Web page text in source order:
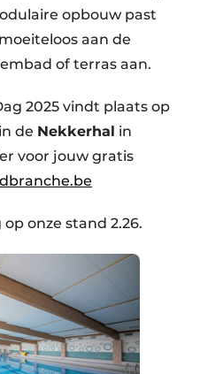
opbouw past
aan de
of terras aan.
2025 vindt plaats op
in de Nekkerhal in
voor jouw gratis
onze stand 2.26.